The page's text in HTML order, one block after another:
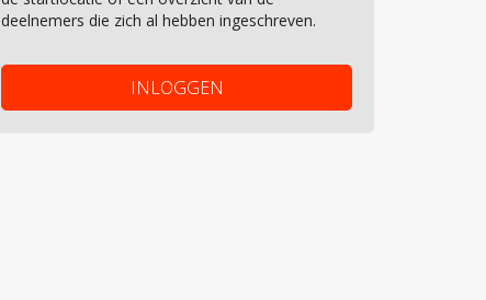
deelnemers die zich al hebben ingeschreven.
INLOGGEN